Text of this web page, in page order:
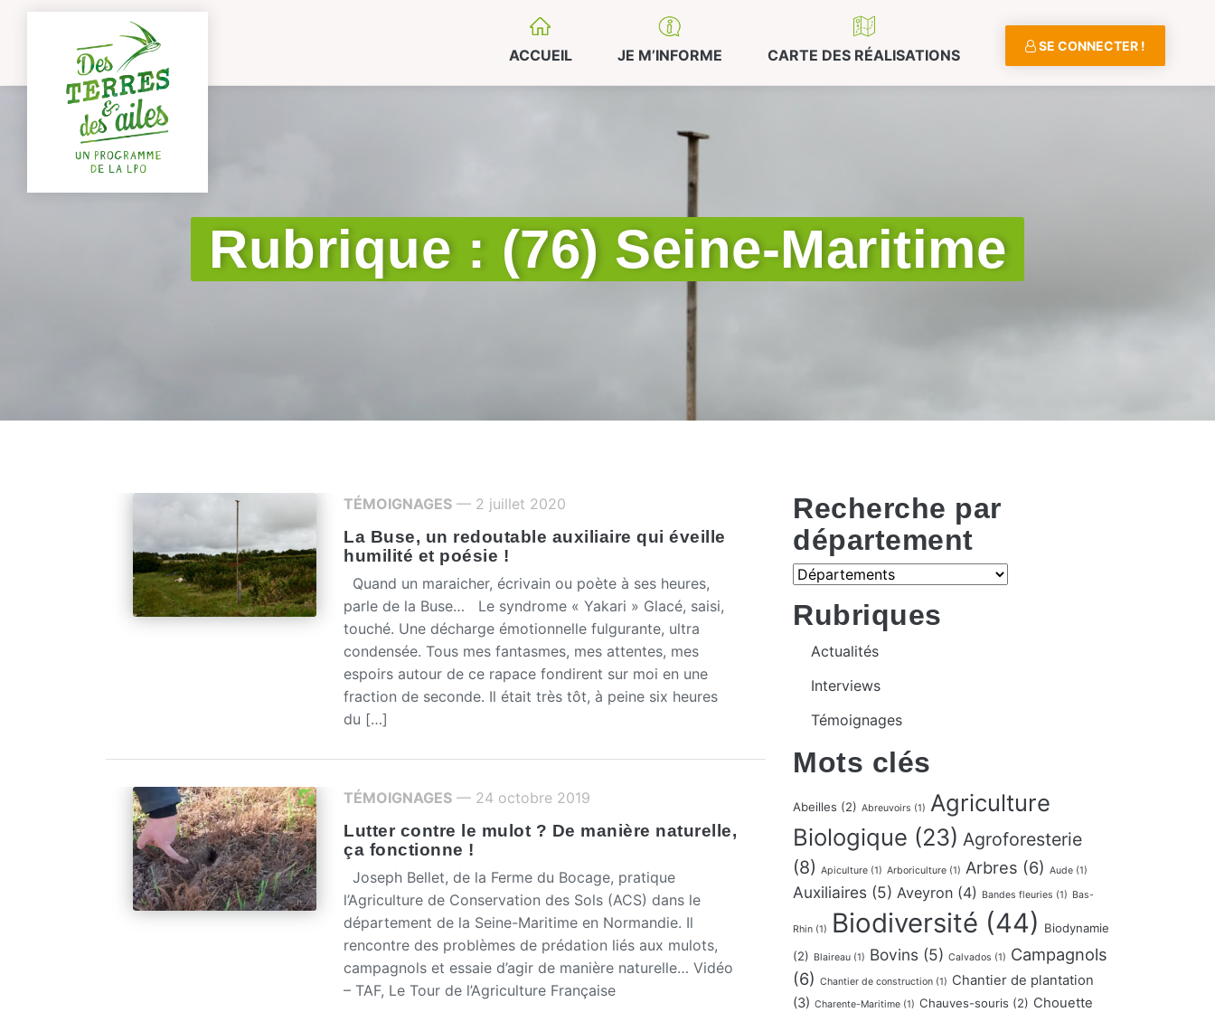
ACCUEIL JE M’INFORME CARTE DES RÉALISATIONS
SE CONNECTER !
Rubrique : (76) Seine-Maritime
TÉMOIGNAGES — 2 juillet 2020
La Buse, un redoutable auxiliaire qui éveille
humilité et poésie !
Quand un maraicher, écrivain ou poète à ses heures,
parle de la Buse… Le syndrome « Yakari » Glacé, saisi,
touché. Une décharge émotionnelle fulgurante, ultra
condensée. Tous mes fantasmes, mes attentes, mes
espoirs autour de ce rapace fondirent sur moi en une
fraction de seconde. Il était très tôt, à peine six heures
du […]
TÉMOIGNAGES — 24 octobre 2019
Lutter contre le mulot ? De manière naturelle,
ça fonctionne !
Joseph Bellet, de la Ferme du Bocage, pratique
l’Agriculture de Conservation des Sols (ACS) dans le
département de la Seine-Maritime en Normandie. Il
rencontre des problèmes de prédation liés aux mulots,
campagnols et essaie d’agir de manière naturelle… Vidéo
– TAF, Le Tour de l’Agriculture Française
Recherche par
département
Rubriques
Actualités
Interviews
Témoignages
Mots clés
Abeilles (2) Abreuvoirs (1) Agriculture
Biologique (23) Agroforesterie
(8) Apiculture (1) Arboriculture (1) Arbres (6) Aude (1)
Auxiliaires (5) Aveyron (4) Bandes fleuries (1) Bas-
Rhin (1) Biodiversité (44) Biodynamie
(2) Blaireau (1) Bovins (5) Calvados (1) Campagnols
(6) Chantier de construction (1) Chantier de plantation
(3) Charente-Maritime (1) Chauves-souris (2) Chouette